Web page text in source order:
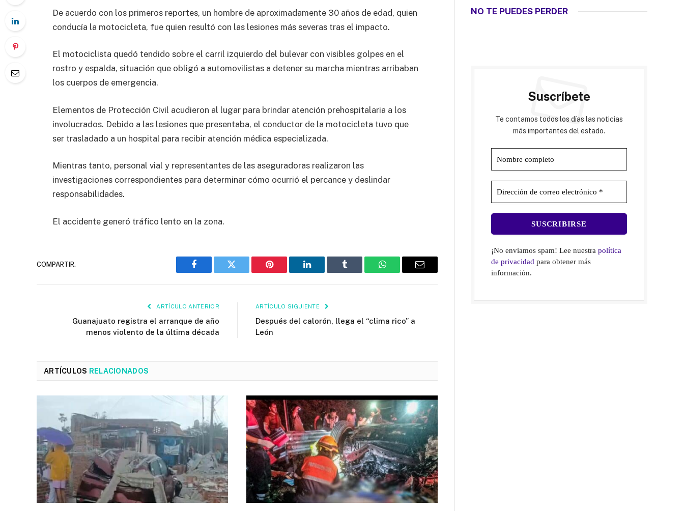
De acuerdo con los primeros reportes, un hombre de aproximadamente 30 años de edad, quien
conducía la motocicleta, fue quien resultó con las lesiones más severas tras el impacto.
El motociclista quedó tendido sobre el carril izquierdo del bulevar con visibles golpes en el
rostro y espalda, situación que obligó a automovilistas a detener su marcha mientras arribaban
los cuerpos de emergencia.
Elementos de Protección Civil acudieron al lugar para brindar atención prehospitalaria a los
involucrados. Debido a las lesiones que presentaba, el conductor de la motocicleta tuvo que
ser trasladado a un hospital para recibir atención médica especializada.
Mientras tanto, personal vial y representantes de las aseguradoras realizaron las
investigaciones correspondientes para determinar cómo ocurrió el percance y deslindar
responsabilidades.
El accidente generó tráfico lento en la zona.
COMPARTIR.
Facebook Twitter Pinterest LinkedIn Tumblr WhatsAppEmail
ARTÍCULO ANTERIOR
Guanajuato registra el arranque de año
menos violento de la última década
ARTÍCULO SIGUIENTE
Después del calorón, llega el “clima rico” a
León
ARTÍCULOS RELACIONADOS
NO TE PUEDES PERDER
Suscríbete
Te contamos todos los días las noticias
más importantes del estado.
¡No enviamos spam! Lee nuestrapolítica
de privacidad para obtener más
información.